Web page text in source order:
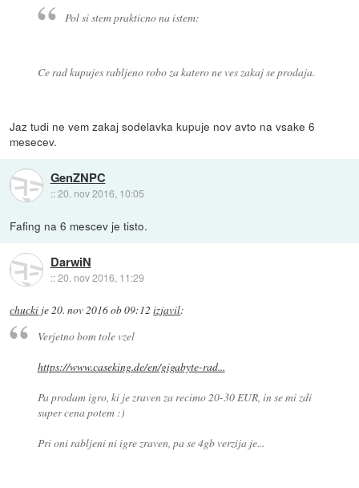
Pol si stem prakticno na istem:
Ce rad kupujes rabljeno robo za katero ne ves zakaj se prodaja.
Jaz tudi ne vem zakaj sodelavka kupuje nov avto na vsake 6
mesecev.
GenZNPC
::20. nov 2016, 10:05
Fafing na 6 mescev je tisto.
DarwiN
::20. nov 2016, 11:29
chucki je 20. nov 2016 ob 09:12 izjavil:
Verjetno bom tole vzel
https://www.caseking.de/en/gigabyte-rad...
Pa prodam igro, ki je zraven za recimo 20-30 EUR, in se mi zdi
super cena potem :)
Pri oni rabljeni ni igre zraven, pa se 4gb verzija je...